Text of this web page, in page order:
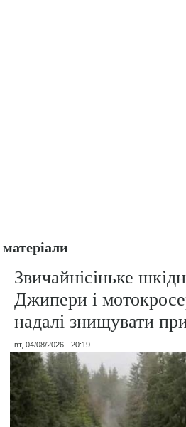
матеріали
Звичайнісіньке
Джипери і
надалі знищувати
вт, 04/08/2026 - 20:19